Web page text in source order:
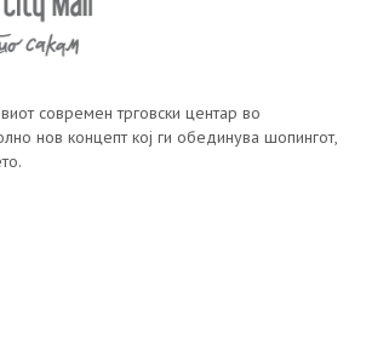
современ трговски центар во
нов концепт кој ги обединува шопингот,